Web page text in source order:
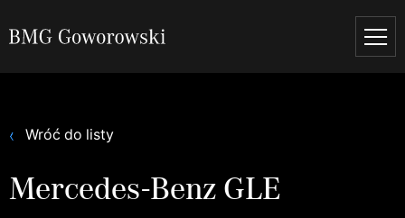
Wróć do listy
Mercedes-Benz GLE